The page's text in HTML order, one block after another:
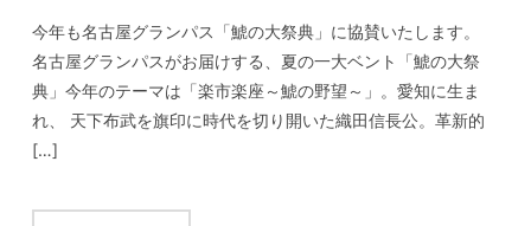
今年も名古屋グランパス「鯱の大祭典」に協賛いたします。
名古屋グランパスがお届けする、夏の一大ベント「鯱の大祭
典」今年のテーマは「楽市楽座～鯱の野望～」。愛知に生ま
れ、 天下布武を旗印に時代を切り開いた織田信長公。革新的
[…]